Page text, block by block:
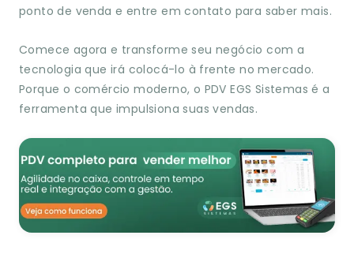
ponto de venda e entre em contato para saber mais.
Comece agora e transforme seu negócio com a
tecnologia que irá colocá-lo à frente no mercado.
Porque o comércio moderno, o PDV EGS Sistemas é a
ferramenta que impulsiona suas vendas.